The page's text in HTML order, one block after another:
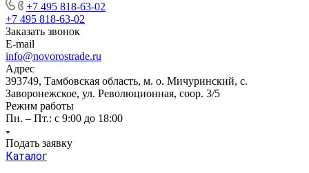
+7 495 818-63-02
+7 495 818-63-02
Заказать звонок
E-mail
info@novorostrade.ru
Адрес
393749, Тамбовская область, м. о. Мичуринский, с.
Заворонежское, ул. Революционная, соор. 3/5
Режим работы
Пн. – Пт.: с 9:00 до 18:00
Подать заявку
Каталог